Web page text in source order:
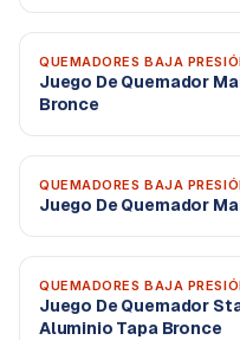
QUEMADORES BAJA
Juego De Quemador
Bronce
QUEMADORES BAJA
Juego De Quemador
QUEMADORES BAJA
Juego De Quemador
Aluminio Tapa Bronce